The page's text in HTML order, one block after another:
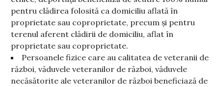
pentru clădirea folosită ca domiciliu aflată în
proprietate sau coproprietate, precum și pentru
terenul aferent clădirii de domiciliu, aflat în
proprietate sau coproprietate.
Persoanele fizice care au calitatea de veteranii de
război, văduvele veteranilor de război, văduvele
necăsătorite ale veteranilor de război beneficiază de